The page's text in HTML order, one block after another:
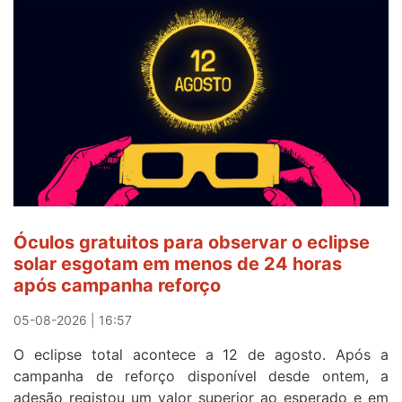
Óculos gratuitos para observar o eclipse
solar esgotam em menos de 24 horas
após campanha reforço
05-08-2026 | 16:57
O eclipse total acontece a 12 de agosto. Após a
campanha de reforço disponível desde ontem, a
adesão registou um valor superior ao esperado e em